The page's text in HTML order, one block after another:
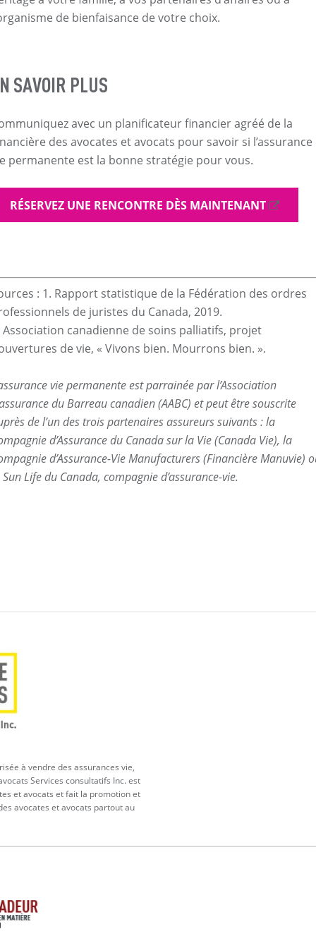
de bienfaisance de votre choix.
SAVOIR PLUS
avec un planificateur financier agréé de la
des avocates et avocats pour savoir si l’assurance
permanente est la bonne stratégie pour vous.
RÉSERVEZ UNE RENCONTRE DÈS MAINTENANT
: 1. Rapport statistique de la Fédération des ordres
de juristes du Canada, 2019.
Association canadienne de soins palliatifs, projet
de vie, « Vivons bien. Mourrons bien. ».
vie permanente est parrainée par l’Association
du Barreau canadien (AABC) et peut être souscrite
de l’un des trois partenaires assureurs suivants : la
d’Assurance du Canada sur la Vie (Canada Vie), la
d’Assurance-Vie Manufacturers (Financière Manuvie)
Life du Canada, compagnie d’assurance-vie.
à vendre des assurances vie,
Services consultatifs Inc. est
et avocats et fait la promotion et
avocates et avocats partout au